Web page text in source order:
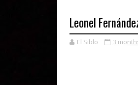
Leonel
El Siblo 3